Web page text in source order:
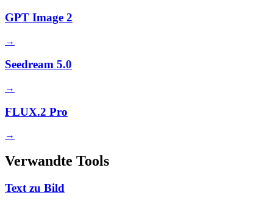
GPT Image 2
→
Seedream 5.0
→
FLUX.2 Pro
→
Verwandte Tools
Text zu Bild